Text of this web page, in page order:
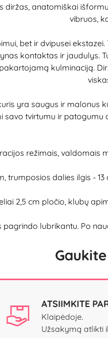
anatomiškai
vibruos,
bet ir dvipusei
kontaktas ir jaudulys.
kulminaciją.
yra saugus ir malonus
tvirtumu ir
režimais,
trumposios dalies ilgis -
2,5 cm pločio, klubų
lubrikantu. Po
ATSIIMKITE
Klaipėdoje.
Užsakymą atlikti